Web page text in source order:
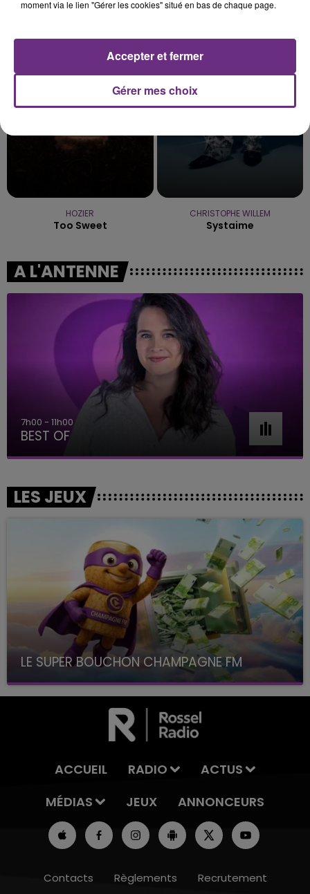
Mr Know It All Chaussures Roses
HOZIER
Too Sweet
CHRISTOPHE WILLEM
Systaime
A L'ANTENNE
7h00 - 11h00
BEST OF
LES JEUX
LE SUPER BOUCHON CHAMPAGNE FM
avec La Famille Champagne FM, à 8H10
ACCUEIL RADIO
ACTUS
MÉDIAS
JEUX ANNONCEURS
Contacts Règlements Recrutement
moment via le lien "Gérer les cookies" situé en bas de chaque page.
Gérer mes choix
Accepter et fermer